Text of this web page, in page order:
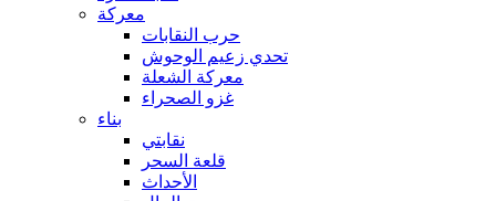
معركة
حرب النقابات
تحدي زعيم الوحوش
معركة الشعلة
غزو الصحراء
بناء
نقابتي
قلعة السحر
الأحداث